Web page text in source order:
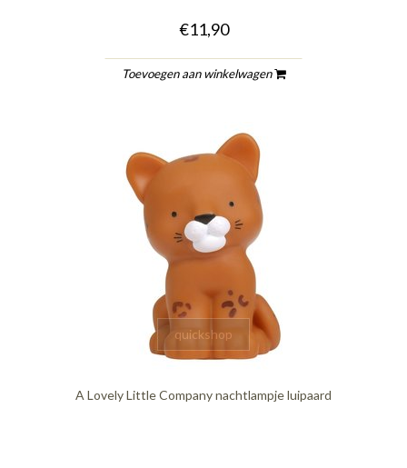
€11,90
Toevoegen aan winkelwagen
quickshop
A Lovely Little Company nachtlampje luipaard